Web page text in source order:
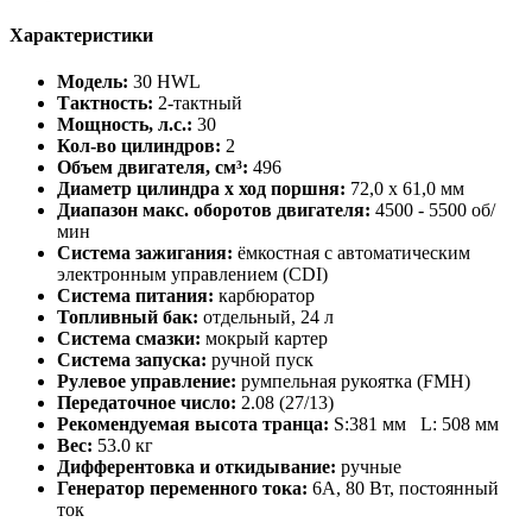
Характеристики
Модель: 30 HWL
Тактность: 2-тактный
Мощность, л.с.: 30
Кол-во цилиндров: 2
Объем двигателя, см³: 496
Диаметр цилиндра х ход поршня: 72,0 х 61,0 мм
Диапазон макс. оборотов двигателя: 4500 - 5500 об/
мин
Система зажигания: ёмкостная с автоматическим
электронным управлением (CDI)
Система питания: карбюратор
Топливный бак: отдельный, 24 л
Система смазки: мокрый картер
Система запуска: ручной пуск
Рулевое управление: румпельная рукоятка (FMH)
Передаточное число: 2.08 (27/13)
Рекомендуемая высота транца: S:381 мм L: 508 мм
Вес: 53.0 кг
Дифферентовка и откидывание: ручные
Генератор переменного тока: 6А, 80 Вт, постоянный
ток